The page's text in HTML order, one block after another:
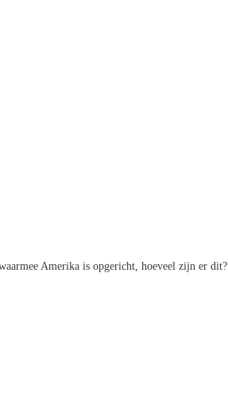
Amerika is opgericht, hoeveel zijn er dit?